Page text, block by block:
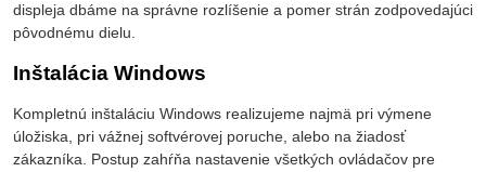
displeja dbáme na správne rozlíšenie a pomer strán zodpovedajúci
pôvodnému dielu.
Inštalácia Windows
Kompletnú inštaláciu Windows realizujeme najmä pri výmene
úložiska, pri vážnej softvérovej poruche, alebo na žiadosť
zákazníka. Postup zahŕňa nastavenie všetkých ovládačov pre